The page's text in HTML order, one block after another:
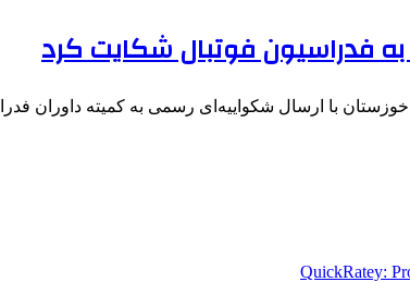
فدراسیون فوتبال شکایت کرد
خوزستان با ارسال شکواییه‌ای رسمی به کمیته داوران
QuickRatey: